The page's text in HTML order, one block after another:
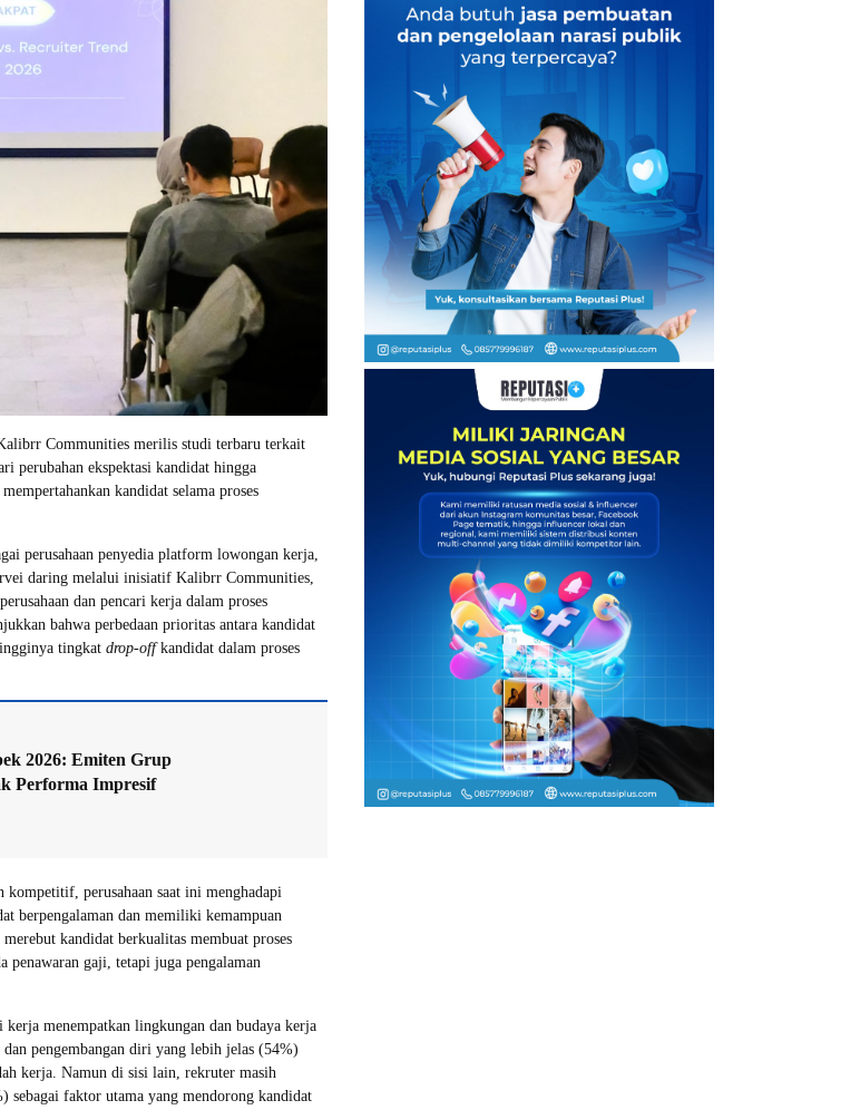
Communities merilis studi terbaru terkait
perubahan ekspektasi kandidat hingga
kandidat selama proses
perusahaan penyedia platform lowongan kerja,
daring melalui inisiatif Kalibrr Communities,
dan pencari kerja dalam proses
bahwa perbedaan prioritas antara kandidat
tingkat drop-offkandidat dalam proses
2026: Emiten Grup
Performa Impresif
perusahaan saat ini menghadapi
berpengalaman dan memiliki kemampuan
kandidat berkualitas membuat proses
penawaran gaji, tetapi juga pengalaman
menempatkan lingkungan dan budaya kerja
pengembangan diri yang lebih jelas (54%)
kerja. Namun di sisi lain, rekruter masih
sebagai faktor utama yang mendorong kandidat